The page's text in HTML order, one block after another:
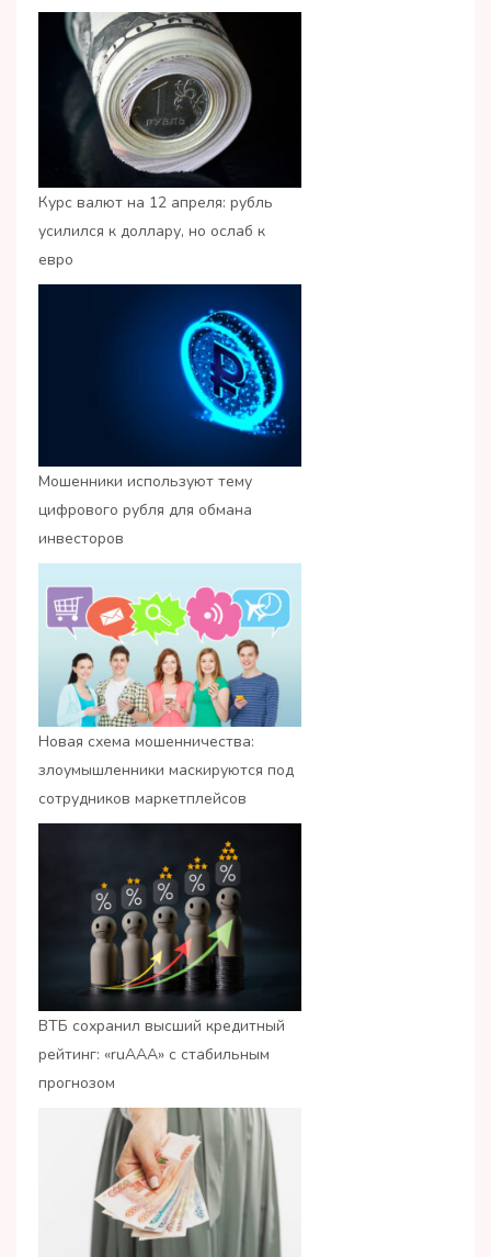
Курс валют на 12 апреля: рубль
усилился к доллару, но ослаб к
евро
Мошенники используют тему
цифрового рубля для обмана
инвесторов
Новая схема мошенничества:
злоумышленники маскируются под
сотрудников маркетплейсов
ВТБ сохранил высший кредитный
рейтинг: «ruАAA» с стабильным
прогнозом